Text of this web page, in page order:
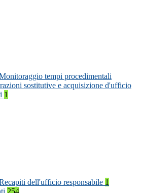
tempi procedimentali
sostitutive e acquisizione d'ufficio
1
dell'ufficio responsabile 1